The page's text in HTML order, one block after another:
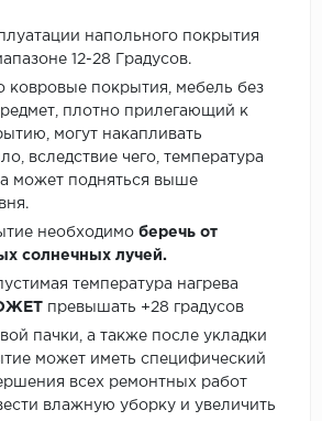
напольного покрытия
12-28 Градусов.
ковровые покрытия, мебель без
плотно прилегающий к
могут накапливать
вследствие чего, температура
может подняться выше
необходимо беречь от
солнечных лучей.
температура нагрева
превышать +28 градусов
пачки, а также после укладки
может иметь специфический
всех ремонтных работ
влажную уборку и увеличить